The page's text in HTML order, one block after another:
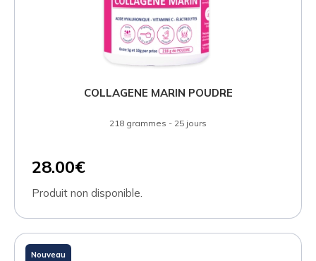
COLLAGENE MARIN POUDRE
218 grammes - 25 jours
28.00€
Produit non disponible.
Nouveau